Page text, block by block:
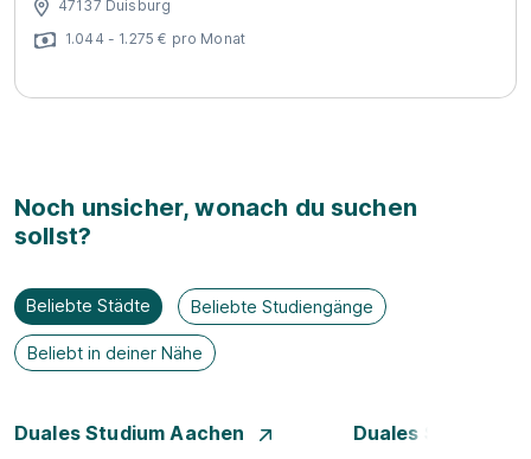
47137 Duisburg
1.044 - 1.275 € pro Monat
Noch unsicher, wonach du suchen
sollst?
Beliebte Städte Beliebte Studiengänge
Beliebt in deiner Nähe
Duales Studium Aachen
Duales Studium